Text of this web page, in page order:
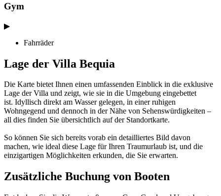
Gym
▶
Fahrräder
Lage der Villa Bequia
Die Karte bietet Ihnen einen umfassenden Einblick in die exklusive
Lage der Villa und zeigt, wie sie in die Umgebung eingebettet
ist. Idyllisch direkt am Wasser gelegen, in einer ruhigen
Wohngegend und dennoch in der Nähe von Sehenswürdigkeiten –
all dies finden Sie übersichtlich auf der Standortkarte.
So können Sie sich bereits vorab ein detailliertes Bild davon
machen, wie ideal diese Lage für Ihren Traumurlaub ist, und die
einzigartigen Möglichkeiten erkunden, die Sie erwarten.
Zusätzliche Buchung von Booten